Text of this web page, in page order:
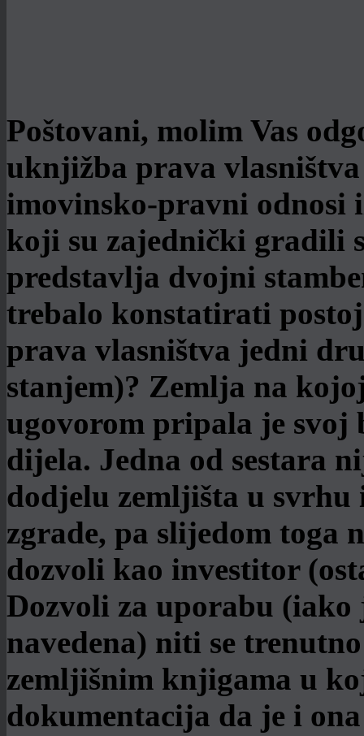
Poštovani, molim Vas
uknjižba prava
imovinsko-pravni odnosi
koji su zajednički gradili
predstavlja dvojni
trebalo konstatirati
prava vlasništva jedni
stanjem)? Zemlja na
ugovorom pripala je svoj
dijela. Jedna od sestara
dodjelu zemljišta u svrhu
zgrade, pa slijedom toga
dozvoli kao investitor
Dozvoli za uporabu (iako
navedena) niti se
zemljišnim knjigama u
dokumentacija da je i